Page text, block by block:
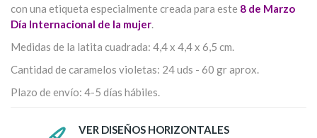
con una etiqueta especialmente creada para este 8 de Marzo
Día Internacional de la mujer.
Medidas de la latita cuadrada: 4,4 x 4,4 x 6,5 cm.
Cantidad de caramelos violetas: 24 uds - 60 gr aprox.
Plazo de envío: 4-5 días hábiles.
VER DISEÑOS HORIZONTALES